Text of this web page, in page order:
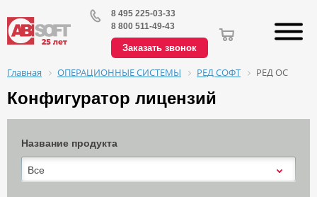
8 495 225-03-33
8 800 511-49-43
Заказать звонок
Главная ОПЕРАЦИОННЫЕ СИСТЕМЫ РЕД СОФТ РЕД ОС
Конфигуратор лицензий
Название продукта
Все